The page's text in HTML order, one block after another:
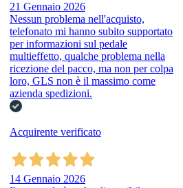
21 Gennaio 2026
Nessun problema nell'acquisto,
telefonato mi hanno subito supportato
per informazioni sul pedale
multieffetto, qualche problema nella
ricezione del pacco, ma non per colpa
loro, GLS non è il massimo come
azienda spedizioni.
Acquirente verificato
14 Gennaio 2026